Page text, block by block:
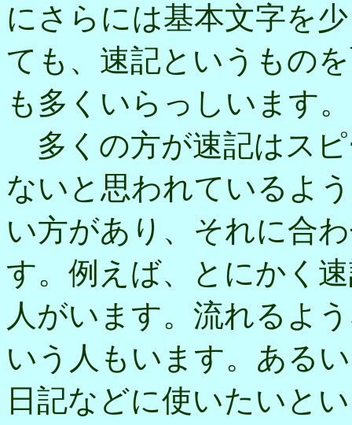
にさらには基本文字を
ても、速記というもの
も多くいらっしいます。
多くの方が速記はス
ないと思われているよ
い方があり、それに合
す。例えば、とにかく
人がいます。流れるよ
いう人もいます。ある
日記などに使いたいと